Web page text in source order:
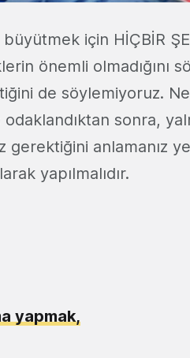
için HİÇBİR
önemli olmadığını
de söylemiyoruz.
sonra,
gerektiğini anlamanız
yapılmalıdır.
yapmak,